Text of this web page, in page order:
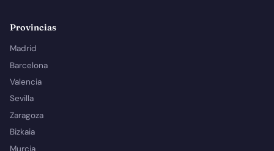
Provincias
Madrid
Barcelona
Valencia
Sevilla
Zaragoza
Bizkaia
Murcia